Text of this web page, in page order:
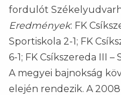
fordulót
Eredmények: FK
Sportiskola 2-1; FK
6-1; FK Csíkszereda III
A megyei bajnokság
elején rendezik. A